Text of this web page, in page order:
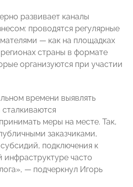
развивает каналы
проводятся регулярные
— как на площадках
страны в формате
организуются при участии
времени выявлять
меры на месте. Так,
заказчиками,
подключения к
инфраструктуре часто
— подчеркнул Игорь